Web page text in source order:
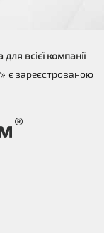
всієї компанії
є зареєстрованою